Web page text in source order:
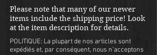
Please note that many of our newer
items include the shipping price! Look
at the item description for details.
POLITIQUE: La plupart de nos articles sont
expédiés et, par conséquent, nous n'acceptons